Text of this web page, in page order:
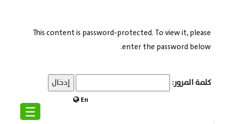
En
☰
This content is password-protected. To view it, please
enter the password below.
كلمة المرور: